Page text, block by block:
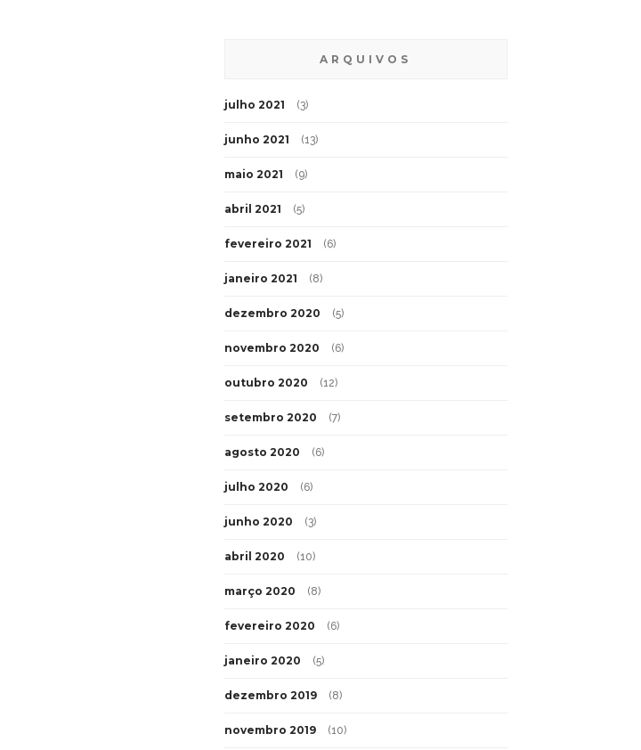
ARQUIVOS
julho 2021 (3)
junho 2021 (13)
maio 2021 (9)
abril 2021 (5)
fevereiro 2021 (6)
janeiro 2021 (8)
dezembro 2020 (5)
novembro 2020 (6)
outubro 2020 (12)
setembro 2020 (7)
agosto 2020 (6)
julho 2020 (6)
junho 2020 (3)
abril 2020 (10)
março 2020 (8)
fevereiro 2020 (6)
janeiro 2020 (5)
dezembro 2019 (8)
novembro 2019 (10)